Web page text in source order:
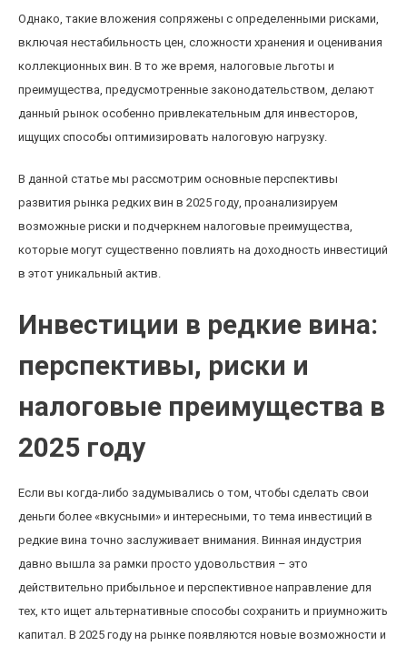
Однако, такие вложения сопряжены с определенными рисками,
включая нестабильность цен, сложности хранения и оценивания
коллекционных вин. В то же время, налоговые льготы и
преимущества, предусмотренные законодательством, делают
данный рынок особенно привлекательным для инвесторов,
ищущих способы оптимизировать налоговую нагрузку.
В данной статье мы рассмотрим основные перспективы
развития рынка редких вин в 2025 году, проанализируем
возможные риски и подчеркнем налоговые преимущества,
которые могут существенно повлиять на доходность инвестиций
в этот уникальный актив.
Инвестиции в редкие вина:
перспективы, риски и
налоговые преимущества в
2025 году
Если вы когда-либо задумывались о том, чтобы сделать свои
деньги более «вкусными» и интересными, то тема инвестиций в
редкие вина точно заслуживает внимания. Винная индустрия
давно вышла за рамки просто удовольствия – это
действительно прибыльное и перспективное направление для
тех, кто ищет альтернативные способы сохранить и приумножить
капитал. В 2025 году на рынке появляются новые возможности и